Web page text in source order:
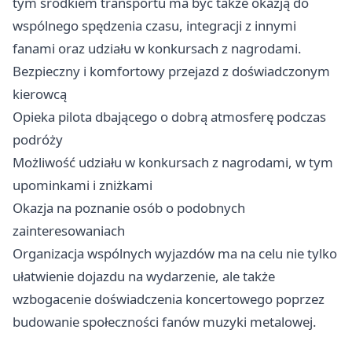
wspólnego spędzenia czasu, integracji z innymi
fanami oraz udziału w konkursach z nagrodami.
Bezpieczny i komfortowy przejazd z doświadczonym
kierowcą
Opieka pilota dbającego o dobrą atmosferę podczas
podróży
Możliwość udziału w konkursach z nagrodami, w tym
upominkami i zniżkami
Okazja na poznanie osób o podobnych
zainteresowaniach
Organizacja wspólnych wyjazdów ma na celu nie tylko
ułatwienie dojazdu na wydarzenie, ale także
wzbogacenie doświadczenia koncertowego poprzez
budowanie społeczności fanów muzyki metalowej.